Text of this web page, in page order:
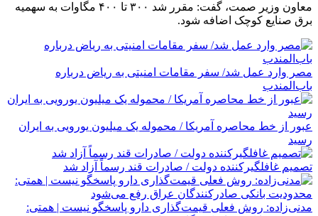
معاون وزیر صمت، گفت: مقرر شد ۳۰۰ تا ۴۰۰ مگاوات به سهمیه
برق صنایع کوچک اضافه شود.
مصر وارد عمل شد/ سفر مقامات امنیتی به ریاض درباره
باب‌المندب
عبور از خط محاصره آمریکا / محموله یک میلیون یورویی به ایران
رسید
تصمیم غافلگیرکننده دولت / صادرات قند رسماً آزاد شد
مدنی‌زاده: روش فعلی قیمت‌گذاری دارو پاسخگو نیست | همتی: